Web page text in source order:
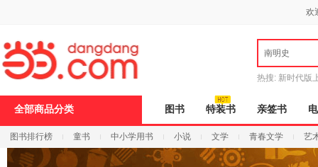
打
开
无
障
页
按
Ctrl
欢
南明史
热搜: 新时代版
全部商品分类 图书 特装书 亲签书
图书排行榜 童书 中小学用书 小说 文学 青春文学 艺